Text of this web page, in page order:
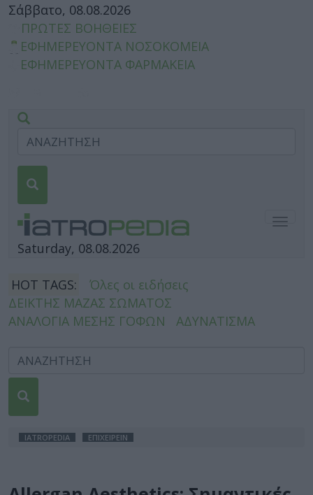
Σάββατο, 08.08.2026
ΠΡΩΤΕΣ ΒΟΗΘΕΙΕΣ
ΕΦΗΜΕΡΕΥΟΝΤΑ ΝΟΣΟΚΟΜΕΙΑ
ΕΦΗΜΕΡΕΥΟΝΤΑ ΦΑΡΜΑΚΕΙΑ
Saturday, 08.08.2026
HOT TAGS:
Όλες οι ειδήσεις
ΔΕΙΚΤΗΣ ΜΑΖΑΣ ΣΩΜΑΤΟΣ
ΑΝΑΛΟΓΙΑ ΜΕΣΗΣ ΓΟΦΩΝ
ΑΔΥΝΑΤΙΣΜΑ
IATROPEDIA ΕΠΙΧΕΙΡΕΙΝ